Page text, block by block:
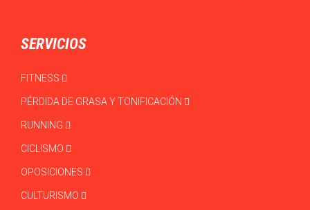
SERVICIOS
FITNESS
PÉRDIDA DE GRASA Y TONIFICACIÓN
RUNNING
CICLISMO
OPOSICIONES
CULTURISMO